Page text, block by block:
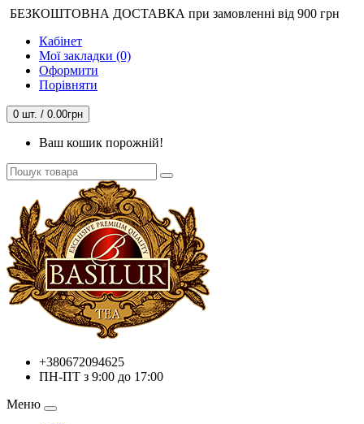
БЕЗКОШТОВНА ДОСТАВКА при замовленні від 900 грн
Кабінет
Мої закладки (0)
Оформити
Порівняти
0 шт. / 0.00грн
Ваш кошик порожній!
+380672094625
ПН-ПТ з 9:00 до 17:00
Меню